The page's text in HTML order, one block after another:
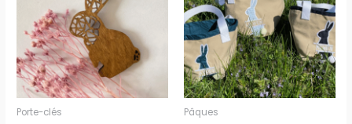
Porte-clés Pâques